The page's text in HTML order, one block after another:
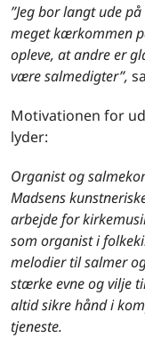
”Jeg bor langt ude på
meget kærkommen p
opleve, at andre er
være salmedigter”,
Motivationen for
lyder:
Organist og
Madsens
arbejde for
som organist i
melodier til salmer
stærke evne og vilje
altid sikre hånd i
tjeneste.